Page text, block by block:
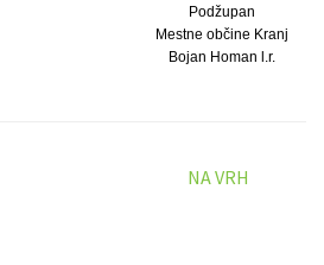
Podžupan
Mestne občine Kranj
Bojan Homan l.r.
NA VRH